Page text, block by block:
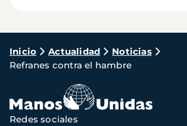
Ruta
de
navegación
Inicio Actualidad
Noticias
Refranes contra el hambre
Redes sociales